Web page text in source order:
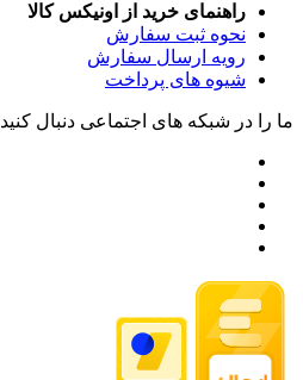
راهنمای خرید از اونیکس کالا
نحوه ثبت سفارش
رویه ارسال سفارش
شیوه های پرداخت
ما را در شبکه های اجتماعی دنبال کنید